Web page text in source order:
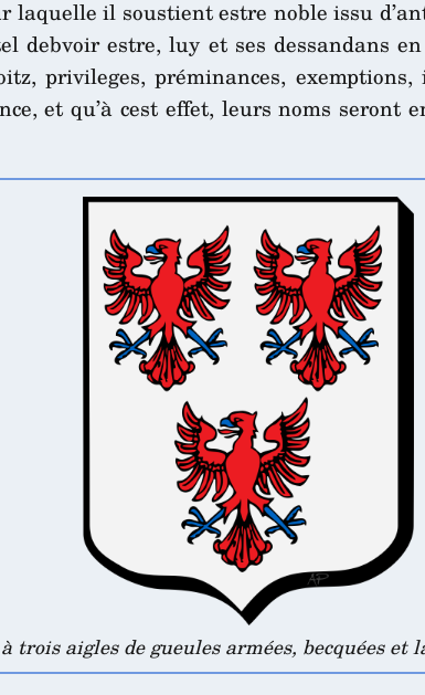
laquelle il soustient estre noble issu
debvoir estre, luy et ses dessandans
privileges, préminances,
et qu’à cest effet, leurs noms seront
trois aigles de gueules armées, becquées et